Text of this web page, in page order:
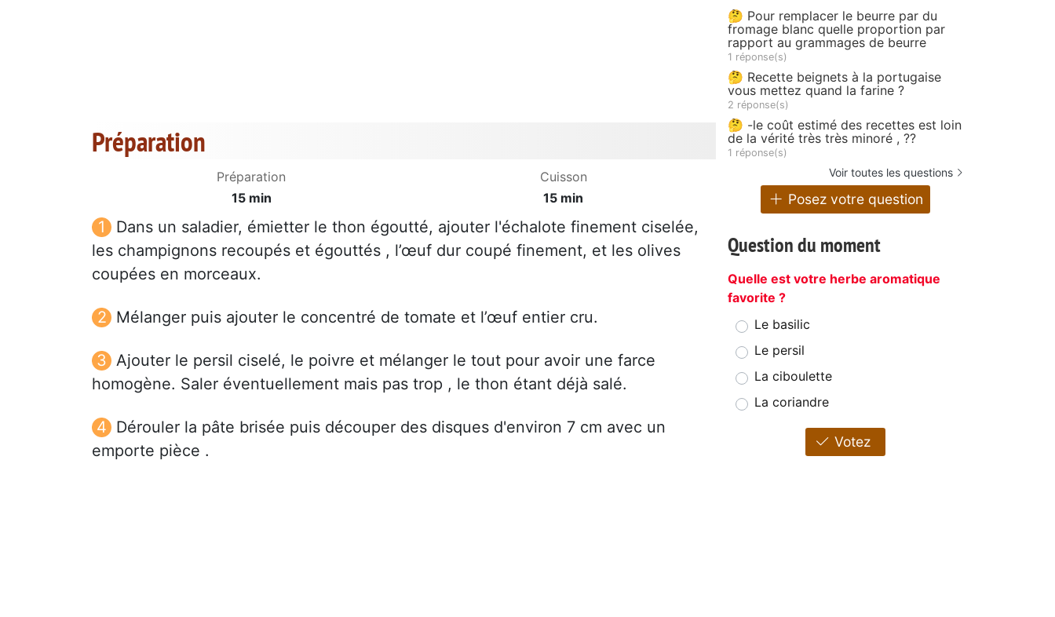
Préparation
Préparation
15 min
Cuisson
15 min
Dans un saladier, émietter le thon égoutté, ajouter l'échalote finement ciselée,
les champignons recoupés et égouttés , l’œuf dur coupé finement, et les olives
coupées en morceaux.
Mélanger puis ajouter le concentré de tomate et l’œuf entier cru.
Ajouter le persil ciselé, le poivre et mélanger le tout pour avoir une farce
homogène. Saler éventuellement mais pas trop , le thon étant déjà salé.
Dérouler la pâte brisée puis découper des disques d'environ 7 cm avec un
emporte pièce .
🤔 Pour remplacer le beurre par du
fromage blanc quelle proportion par
rapport au grammages de beurre
1 réponse(s)
🤔 Recette beignets à la portugaise
vous mettez quand la farine ?
2 réponse(s)
🤔 -le coût estimé des recettes est loin
de la vérité très très minoré , ??
1 réponse(s)
Voir toutes les questions
Posez votre question
Question du moment
Quelle est votre herbe aromatique
favorite ?
Le basilic
Le persil
La ciboulette
La coriandre
Votez